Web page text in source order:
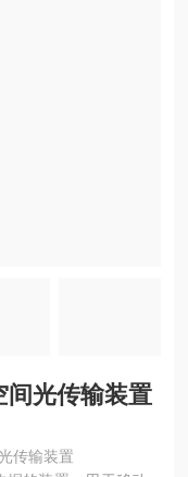
间光传输装置
传输装置